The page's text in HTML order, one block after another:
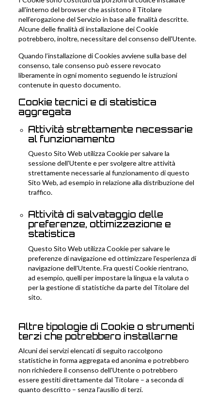
all'interno del browser che assistono il Titolare
nell’erogazione del Servizio in base alle finalità descritte.
Alcune delle finalità di installazione dei Cookie
potrebbero, inoltre, necessitare del consenso dell'Utente.
Quando l’installazione di Cookies avviene sulla base del
consenso, tale consenso può essere revocato
liberamente in ogni momento seguendo le istruzioni
contenute in questo documento.
Cookie tecnici e di statistica
aggregata
Attività strettamente necessarie
al funzionamento
Questo Sito Web utilizza Cookie per salvare la
sessione dell'Utente e per svolgere altre attività
strettamente necessarie al funzionamento di questo
Sito Web, ad esempio in relazione alla distribuzione del
traffico.
Attività di salvataggio delle
preferenze, ottimizzazione e
statistica
Questo Sito Web utilizza Cookie per salvare le
preferenze di navigazione ed ottimizzare l'esperienza di
navigazione dell'Utente. Fra questi Cookie rientrano,
ad esempio, quelli per impostare la lingua e la valuta o
per la gestione di statistiche da parte del Titolare del
sito.
Altre tipologie di Cookie o strumenti
terzi che potrebbero installarne
Alcuni dei servizi elencati di seguito raccolgono
statistiche in forma aggregata ed anonima e potrebbero
non richiedere il consenso dell'Utente o potrebbero
essere gestiti direttamente dal Titolare – a seconda di
quanto descritto – senza l'ausilio di terzi.